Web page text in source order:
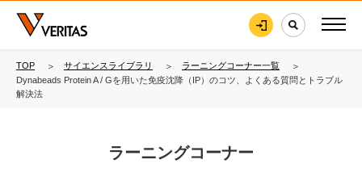
TOP サイエンスライブラリ
ラーニングコーナー一覧
Dynabeads Protein A / Gを用いた免疫沈降（IP）のコツ、よくある質問とトラブル
解決法
ラーニングコーナー